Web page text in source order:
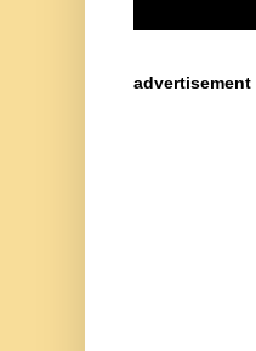
advertisement